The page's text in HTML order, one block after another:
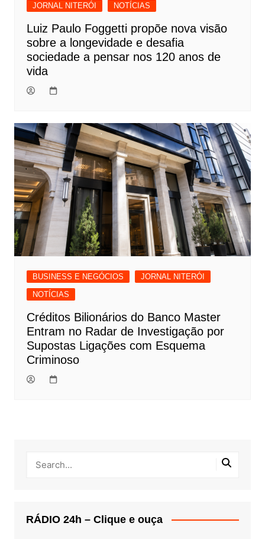
JORNAL NITERÓI NOTÍCIAS
Luiz Paulo Foggetti propõe nova visão
sobre a longevidade e desafia
sociedade a pensar nos 120 anos de
vida
BUSINESS E NEGÓCIOS
JORNAL NITERÓI
NOTÍCIAS
Créditos Bilionários do Banco Master
Entram no Radar de Investigação por
Supostas Ligações com Esquema
Criminoso
RÁDIO 24h – Clique e ouça